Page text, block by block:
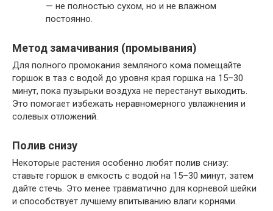
— не полностью сухом, но и не влажном
постоянно.
Метод замачивания (промывания)
Для полного промокания земляного кома помещайте
горшок в таз с водой до уровня края горшка на 15–30
минут, пока пузырьки воздуха не перестанут выходить.
Это помогает избежать неравномерного увлажнения и
солевых отложений.
Полив снизу
Некоторые растения особенно любят полив снизу:
ставьте горшок в емкость с водой на 15–30 минут, затем
дайте стечь. Это менее травматично для корневой шейки
и способствует лучшему впитыванию влаги корнями.